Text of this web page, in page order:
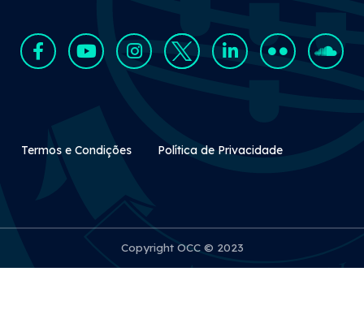
Rodapé Secundário
Termos e Condições Política de Privacidade
Copyright OCC © 2023